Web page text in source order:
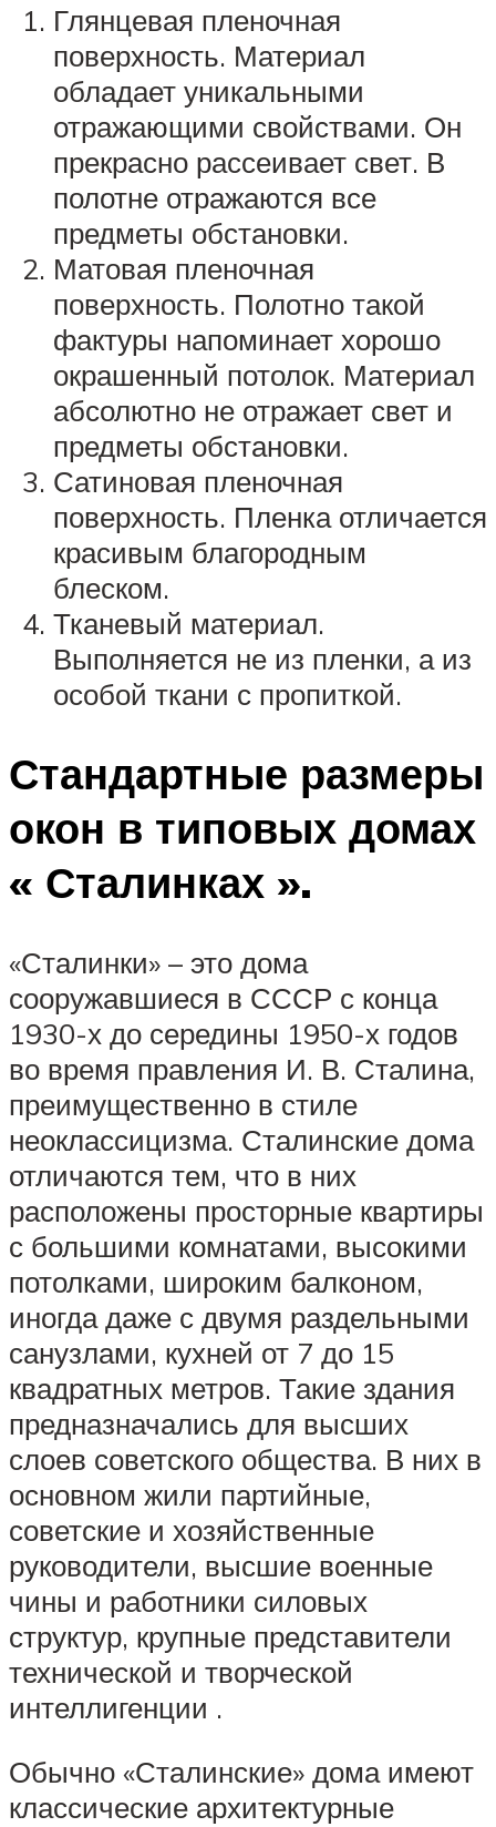
Глянцевая пленочная
поверхность. Материал
обладает уникальными
отражающими свойствами. Он
прекрасно рассеивает свет. В
полотне отражаются все
предметы обстановки.
Матовая пленочная
поверхность. Полотно такой
фактуры напоминает хорошо
окрашенный потолок. Материал
абсолютно не отражает свет и
предметы обстановки.
Сатиновая пленочная
поверхность. Пленка отличается
красивым благородным
блеском.
Тканевый материал.
Выполняется не из пленки, а из
особой ткани с пропиткой.
Стандартные размеры
окон в типовых домах
« Сталинках ».
«Сталинки» – это дома
сооружавшиеся в СССР с конца
1930-х до середины 1950-х годов
во время правления И. В. Сталина,
преимущественно в стиле
неоклассицизма. Сталинские дома
отличаются тем, что в них
расположены просторные квартиры
с большими комнатами, высокими
потолками, широким балконом,
иногда даже с двумя раздельными
санузлами, кухней от 7 до 15
квадратных метров. Такие здания
предназначались для высших
слоев советского общества. В них в
основном жили партийные,
советские и хозяйственные
руководители, высшие военные
чины и работники силовых
структур, крупные представители
технической и творческой
интеллигенции .
Обычно «Сталинские» дома имеют
классические архитектурные